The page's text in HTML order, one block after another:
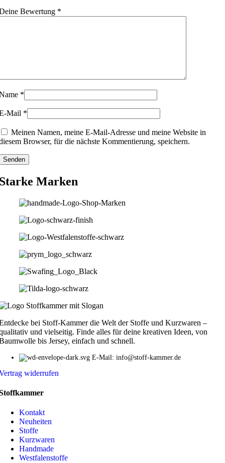
Bewertung *
*
Mail *
Meinen Namen, meine E-Mail-Adresse und meine Website in
Browser, für die nächste Kommentierung, speichern.
Marken
bei Stoff-Kammer die Welt der Stoffe und Kurzwaren –
und vielseitig. Finde alles für deine kreativen Ideen, von
bis Jersey, einfach und schnell.
E-Mail: info@stoff-kammer.de
widerrufen
Kontakt
Neuheiten
Stoffe
Kurzwaren
Handmade
Westfalenstoffe